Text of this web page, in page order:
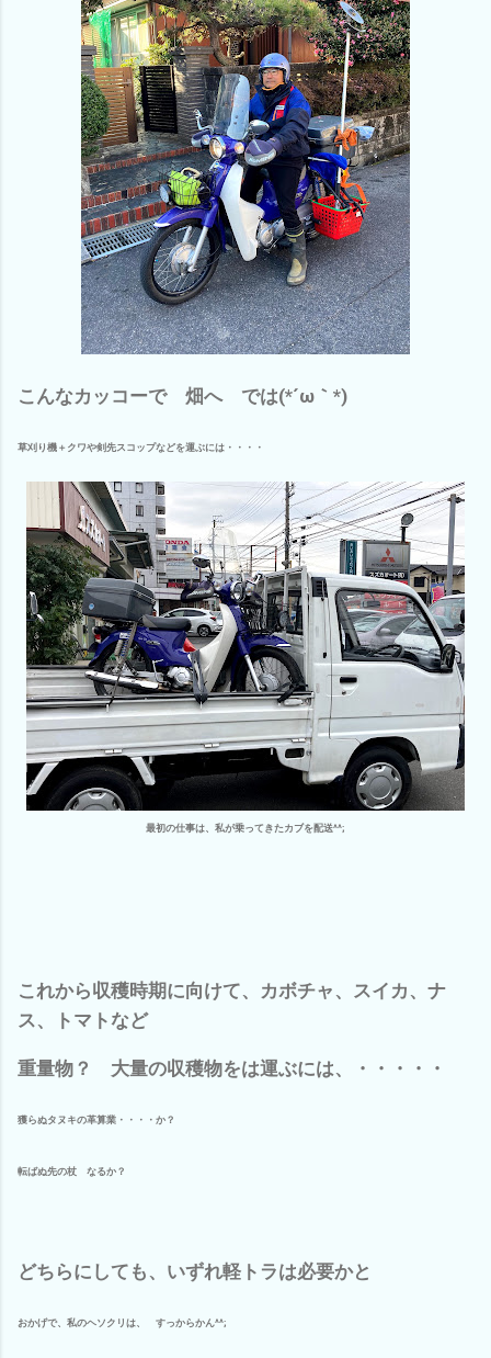
こんなカッコーで 畑へ では(*´ω｀*)
草刈り機＋クワや剣先スコップなどを運ぶには・・・・
最初の仕事は、私が乗ってきたカブを配送^^;
これから収穫時期に向けて、カボチャ、スイカ、ナ
ス、トマトなど
重量物？ 大量の収穫物をは運ぶには、・・・・・
獲らぬタヌキの革算業・・・・か？
転ばぬ先の杖 なるか？
どちらにしても、いずれ軽トラは必要かと
おかげで、私のヘソクリは、 すっからかん^^;